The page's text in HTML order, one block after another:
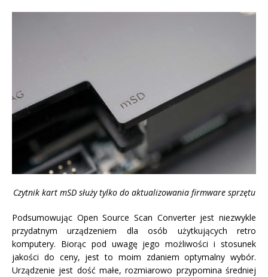
Czytnik kart mSD służy tylko do aktualizowania firmware sprzętu
Podsumowując Open Source Scan Converter jest niezwykle
przydatnym urządzeniem dla osób użytkujących retro
komputery. Biorąc pod uwagę jego możliwości i stosunek
jakości do ceny, jest to moim zdaniem optymalny wybór.
Urządzenie jest dość małe, rozmiarowo przypomina średniej